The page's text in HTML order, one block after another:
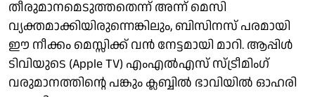
തീരുമാനമെടുത്തതെന്ന് അന്ന് മെസി
വ്യക്തമാക്കിയിരുന്നെങ്കിലും, ബിസിനസ് പരമായി
ഈ നീക്കം മെസ്സിക്ക് വന്‍ നേട്ടമായി മാറി. ആപ്പിള്‍
ടിവിയുടെ (Apple TV) എംഎല്‍എസ് സ്ട്രീമിംഗ്
വരുമാനത്തിന്റെ പങ്കും ക്ലബ്ബില്‍ ഭാവിയില്‍ ഓഹരി